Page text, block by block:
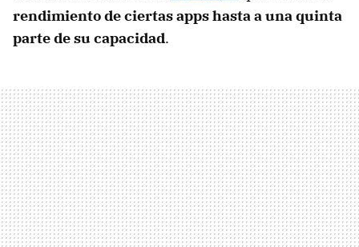
rendimiento de ciertas apps hasta a una quinta
parte de su capacidad.